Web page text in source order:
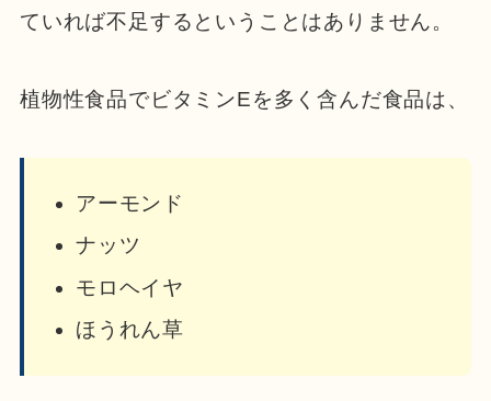
ていれば不足するということはありません。
植物性食品でビタミンEを多く含んだ食品は、
アーモンド
ナッツ
モロヘイヤ
ほうれん草